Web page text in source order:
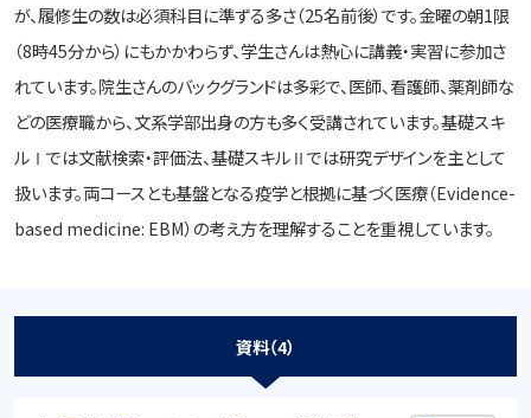
が、履修生の数は必須科目に準ずる多さ（25名前後）です。金曜の朝1限
（8時45分から）にもかかわらず、学生さんは熱心に講義・実習に参加さ
れています。院生さんのバックグランドは多彩で、医師、看護師、薬剤師な
どの医療職から、文系学部出身の方も多く受講されています。基礎スキ
ルⅠでは文献検索・評価法、基礎スキルⅡでは研究デザインを主として
扱います。両コースとも基盤となる疫学と根拠に基づく医療（Evidence-
based medicine: EBM）の考え方を理解することを重視しています。
資料（4）